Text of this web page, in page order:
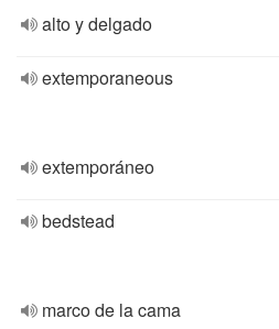
alto y delgado
extemporaneous
extemporáneo
bedstead
marco de la cama